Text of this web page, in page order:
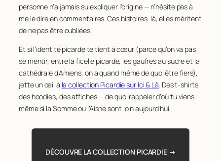
personne n’a jamais su expliquer l’origine — n’hésite pas à
me le dire en commentaires. Ces histoires-là, elles méritent
de ne pas être oubliées.
Et si l’identité picarde te tient à cœur (parce qu’on va pas
se mentir, entre la ficelle picarde, les gaufres au sucre et la
cathédrale d’Amiens, on a quand même de quoi être fiers),
jette un œil à la collection Picardie sur Ici & Là. Des t-shirts,
des hoodies, des affiches — de quoi rappeler d’où tu viens,
même si la Somme ou l’Aisne sont loin aujourd’hui.
DÉCOUVRE LA COLLECTION PICARDIE →